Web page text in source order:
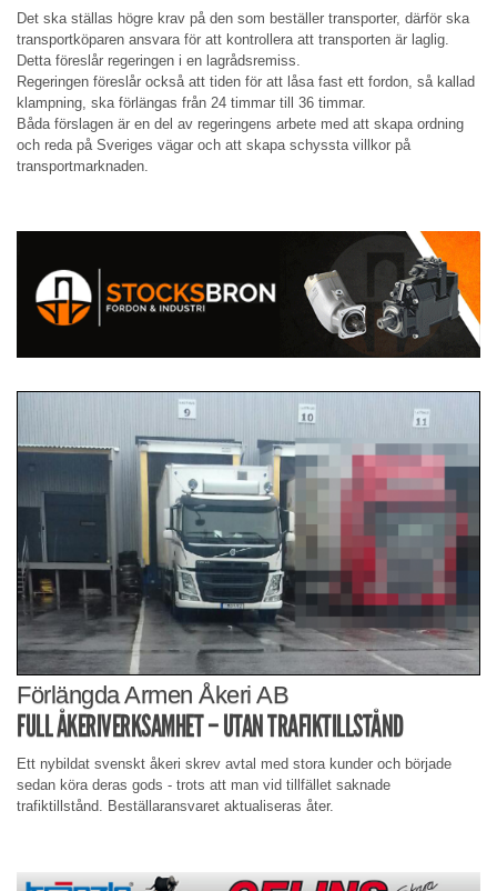
Det ska ställas högre krav på den som beställer transporter, därför ska
transportköparen ansvara för att kontrollera att transporten är laglig.
Detta föreslår regeringen i en lagrådsremiss.
Regeringen föreslår också att tiden för att låsa fast ett fordon, så kallad
klampning, ska förlängas från 24 timmar till 36 timmar.
Båda förslagen är en del av regeringens arbete med att skapa ordning
och reda på Sveriges vägar och att skapa schyssta villkor på
transportmarknaden.
Förlängda Armen Åkeri AB
FULL ÅKERIVERKSAMHET – UTAN TRAFIKTILLSTÅND
Ett nybildat svenskt åkeri skrev avtal med stora kunder och började
sedan köra deras gods - trots att man vid tillfället saknade
trafiktillstånd. Beställaransvaret aktualiseras åter.